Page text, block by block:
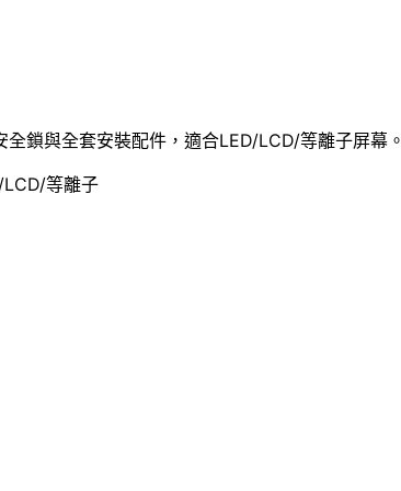
鎖與全套安裝配件，適合LED/LCD/等離子屏幕。
LCD/等離子